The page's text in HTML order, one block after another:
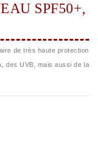
SPF50+,
de très haute protection
des UVB, mais aussi de la